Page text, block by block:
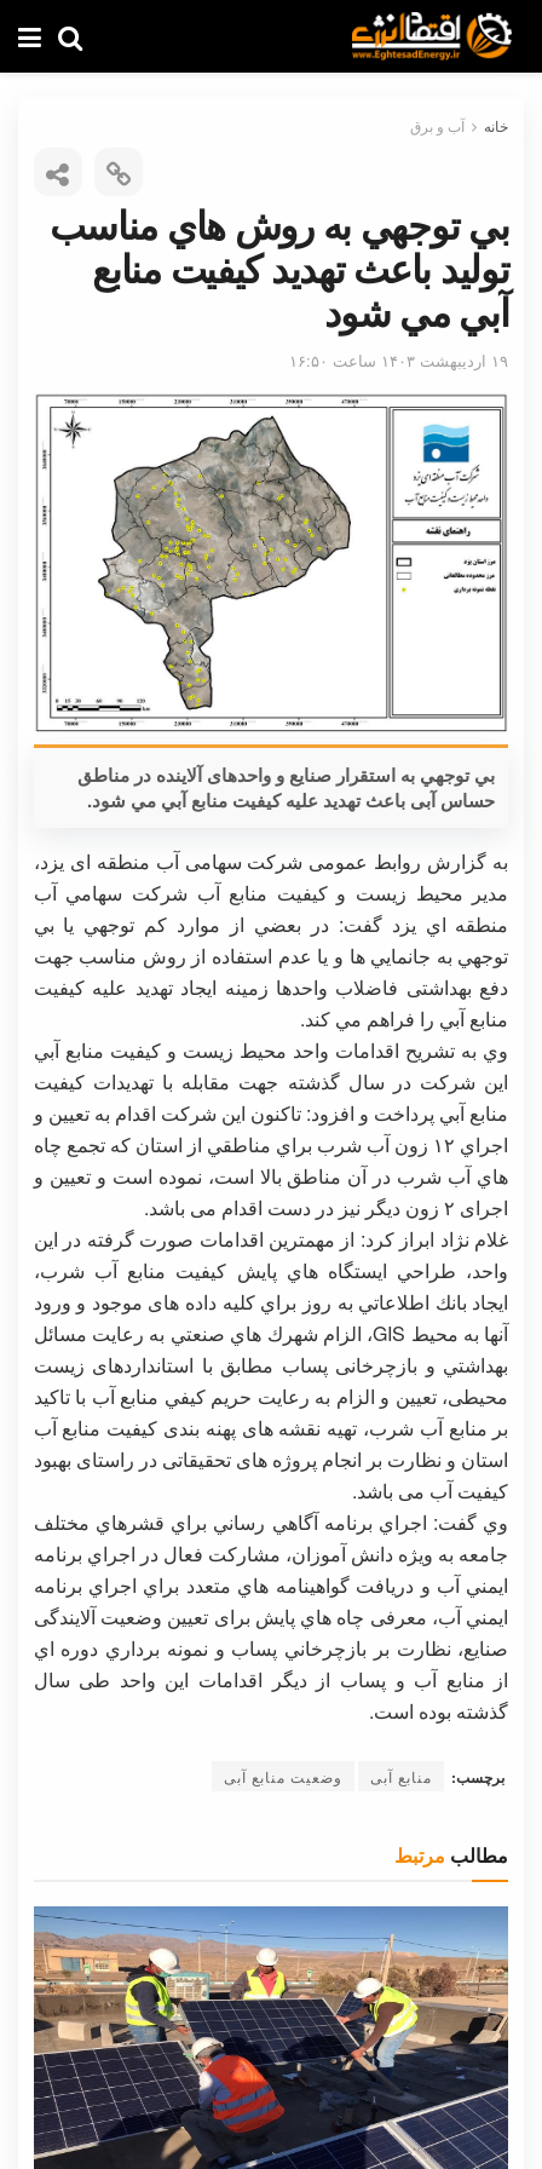
خانه آب و برق
بي توجهي به روش هاي مناسب
توليد باعث تهديد كيفيت منابع
آبي مي شود
۱۹ اردیبهشت ۱۴۰۳ ساعت ۱۶:۵۰
بي توجهي به استقرار صنایع و واحدهای آلاینده در مناطق
حساس آبی باعث تهديد علیه كيفيت منابع آبي مي شود.
به گزارش روابط عمومی شرکت سهامی آب منطقه ای یزد،
مدير محيط زيست و کیفیت منابع آب شركت سهامي آب
منطقه اي يزد گفت: در بعضي از موارد كم توجهي يا بي
توجهي به جانمايي ها و يا عدم استفاده از روش مناسب جهت
دفع بهداشتی فاضلاب واحدها زمينه ايجاد تهديد عليه كيفيت
منابع آبي را فراهم مي كند.
وي به تشريح اقدامات واحد محيط زيست و كيفيت منابع آبي
اين شركت در سال گذشته جهت مقابله با تهديدات كيفيت
منابع آبي پرداخت و افزود: تاکنون این شرکت اقدام به تعيين و
اجراي ۱۲ زون آب شرب براي مناطقي از استان كه تجمع چاه
هاي آب شرب در آن مناطق بالا است، نموده است و تعیین و
اجرای ۲ زون دیگر نیز در دست اقدام می باشد.
غلام نژاد ابراز كرد: از مهمترین اقدامات صورت گرفته در این
واحد، طراحي ايستگاه هاي پايش كيفيت منابع آب شرب،
ايجاد بانك اطلاعاتي به روز براي كليه داده های موجود و ورود
آنها به محيط GIS، الزام شهرك هاي صنعتي به رعايت مسائل
بهداشتي و بازچرخانی پساب مطابق با استانداردهای زیست
محیطی، تعیین و الزام به رعایت حريم كيفي منابع آب با تاكيد
بر منابع آب شرب، تهیه نقشه های پهنه بندی کیفیت منابع آب
استان و نظارت بر انجام پروژه های تحقیقاتی در راستای بهبود
کیفیت آب می باشد.
وي گفت: اجراي برنامه آگاهي رساني براي قشرهاي مختلف
جامعه به ويژه دانش آموزان، مشاركت فعال در اجراي برنامه
ايمني آب و دريافت گواهينامه هاي متعدد براي اجراي برنامه
ايمني آب، معرفی چاه هاي پايش برای تعیین وضعیت آلایندگی
صنايع، نظارت بر بازچرخاني پساب و نمونه برداري دوره اي
از منابع آب و پساب از ديگر اقدامات اين واحد طی سال
گذشته بوده است.
برچسب: منابع آبی وضعیت منابع آبی
مطالب مرتبط